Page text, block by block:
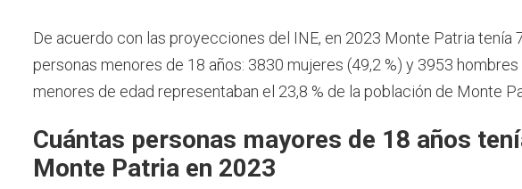
De acuerdo con las proyecciones del INE, en 2023 Monte Patria tenía
personas menores de 18 años: 3830 mujeres (49,2 %) y 3953 hombres
menores de edad representaban el 23,8 % de la población de Monte
Cuántas personas mayores de 18 años
Monte Patria en 2023